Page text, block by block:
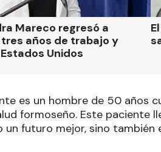
Mareco regresó a
años de trabajo y
Unidos
es un hombre de 50 años
formoseño. Este paciente
un futuro mejor, sino